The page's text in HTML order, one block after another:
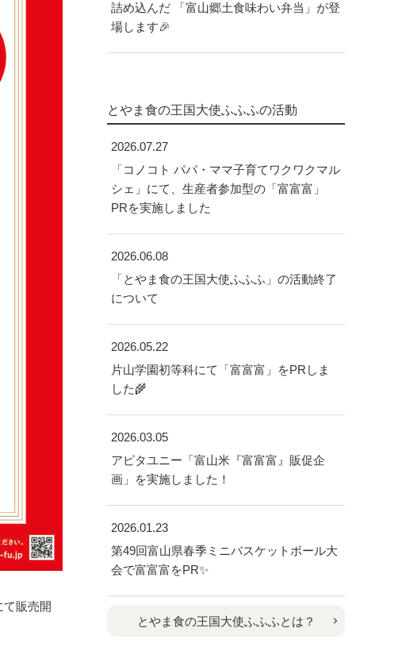
販売開
詰め込んだ 「富山郷土食味わい弁当」が登
場します🎉
とやま食の王国大使ふふふの活動
2026.07.27
「コノコト パパ・ママ子育てワクワクマル
シェ」にて、生産者参加型の「富富富」
PRを実施しました
2026.06.08
「とやま食の王国大使ふふふ」の活動終了
について
2026.05.22
片山学園初等科にて「富富富」をPRしま
した🌾
2026.03.05
アピタユニー「富山米『富富富』販促企
画」を実施しました！
2026.01.23
第49回富山県春季ミニバスケットボール大
会で富富富をPR✨
とやま食の王国大使ふふふとは？